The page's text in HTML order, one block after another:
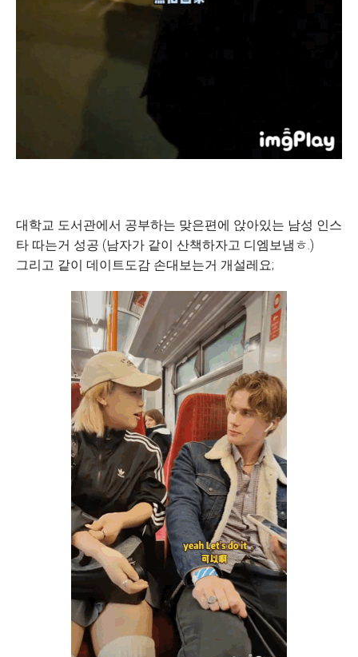
대학교 도서관에서 공부하는 맞은편에 앉아있는 남성 인스
타 따는거 성공 (남자가 같이 산책하자고 디엠보냄ㅎ.)
그리고 같이 데이트도감 손대보는거 개설레요;